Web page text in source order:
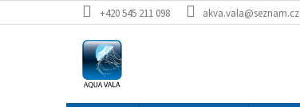
na
+420 545 211 098 akva.vala@seznam.cz